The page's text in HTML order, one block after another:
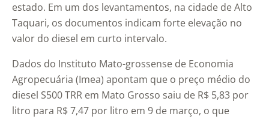
estado. Em um dos levantamentos, na cidade de Alto
Taquari, os documentos indicam forte elevação no
valor do diesel em curto intervalo.
Dados do Instituto Mato-grossense de Economia
Agropecuária (Imea) apontam que o preço médio do
diesel S500 TRR em Mato Grosso saiu de R$ 5,83 por
litro para R$ 7,47 por litro em 9 de março, o que